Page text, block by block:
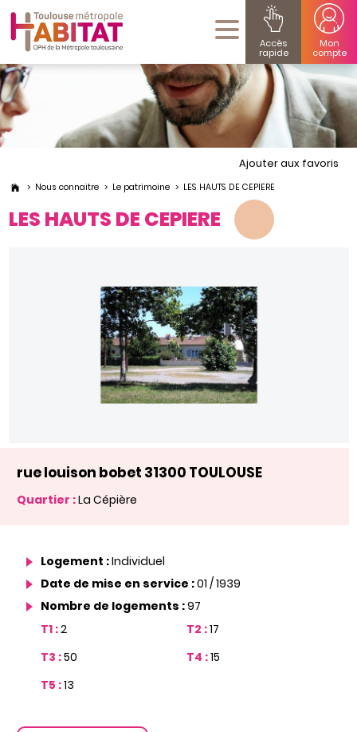
Accès
rapide
Mon
compte
Nous connaitre Le patrimoine LES HAUTS DE CEPIERE
Ajouter aux favoris
LES HAUTS DE CEPIERE
rue louison bobet 31300 TOULOUSE
Quartier :La Cépière
Logement :Individuel
Date de mise en service :01 / 1939
Nombre de logements :97
T1 :2 T2 :17
T3 :50 T4 :15
T5 :13